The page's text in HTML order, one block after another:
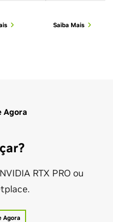
Saiba Mais
Agora
RTX PRO ou
Agora